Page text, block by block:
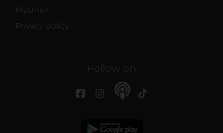
MyUnivr
Privacy policy
Follow on